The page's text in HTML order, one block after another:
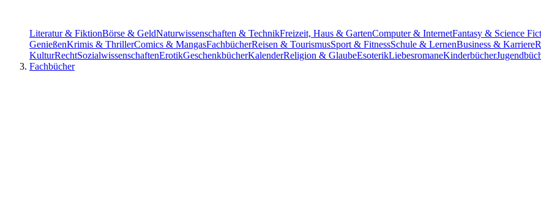
Literatur & FiktionBörse & GeldNaturwissenschaften & TechnikFreizeit, Haus & GartenComputer & InternetFantasy & Science
GenießenKrimis & ThrillerComics & MangasFachbücherReisen & TourismusSport & FitnessSchule & LernenBusiness & Karriere
KulturRechtSozialwissenschaftenErotikGeschenkbücherKalenderReligion & GlaubeEsoterikLiebesromaneKinderbücher
Fachbücher